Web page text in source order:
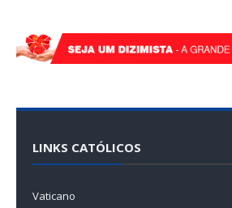
LINKS CATÓLICOS
Vaticano